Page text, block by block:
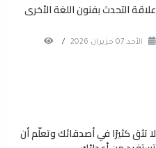
علاقة التحدث بفنون اللغة الأخرى
الأحد 07 حزيران 2026 /
لا تثق كثيرًا في أصدقائك وتعلّم أن